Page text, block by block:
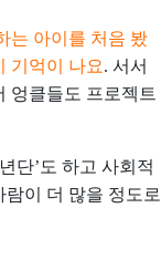
는 아이를 처음 봤
기억이 나요. 서서
엉클들도 프로젝트
단’도 하고 사회적
이 더 많을 정도로